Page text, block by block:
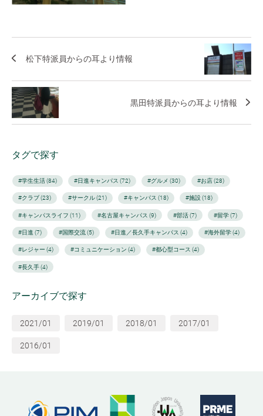
松下特派員からの耳より情報
黒田特派員からの耳より情報
タグで探す
#学生生活 (84) #日進キャンパス (72) #グルメ (30) #お店 (28)
#クラブ (23) #サークル (21) #キャンパス (18) #施設 (18)
#キャンパスライフ (11) #名古屋キャンパス (9) #部活 (7) #留学 (7)
#日進 (7) #国際交流 (5) #日進／長久手キャンパス (4) #海外留学 (4)
#レジャー (4) #コミュニケーション (4) #都心型コース (4)
#長久手 (4)
アーカイブで探す
2021/01 2019/01 2018/01 2017/01
2016/01